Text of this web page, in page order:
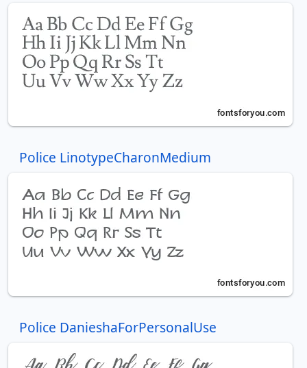
Police LinotypeCharonMedium
Police DanieshaForPersonalUse